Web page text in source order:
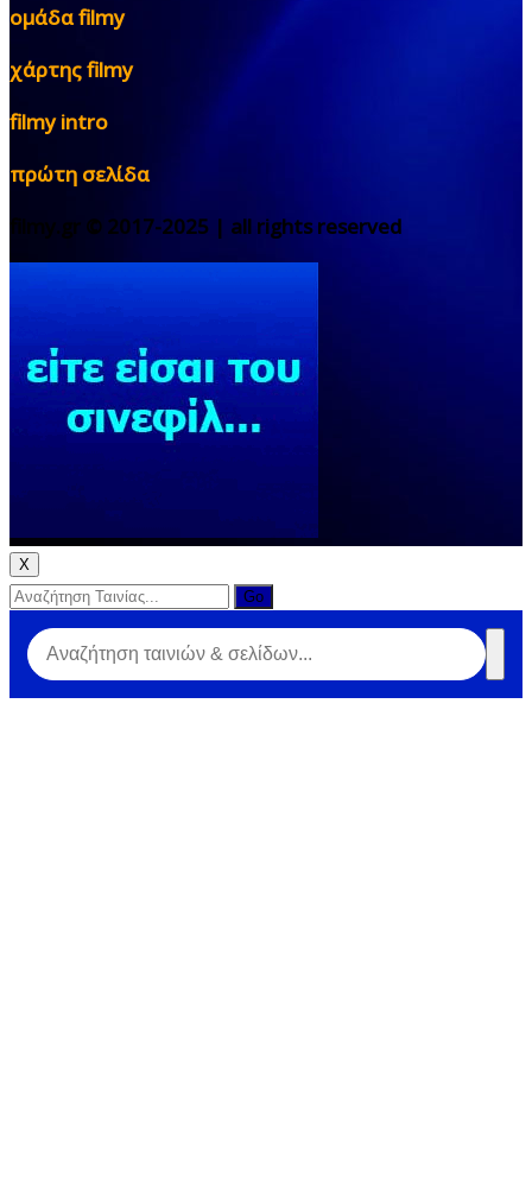
ομάδα filmy
χάρτης filmy
filmy intro
πρώτη σελίδα
filmy.gr © 2017-2025 | all rights reserved
X